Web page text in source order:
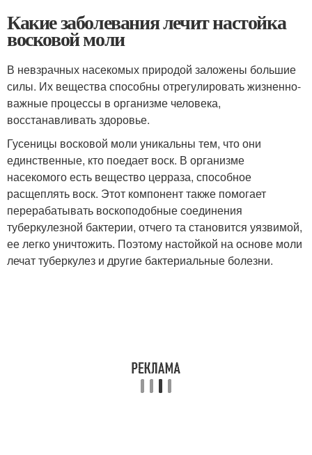
Какие заболевания лечит настойка
восковой моли
В невзрачных насекомых природой заложены большие
силы. Их вещества способны отрегулировать жизненно-
важные процессы в организме человека,
восстанавливать здоровье.
Гусеницы восковой моли уникальны тем, что они
единственные, кто поедает воск. В организме
насекомого есть вещество церраза, способное
расщеплять воск. Этот компонент также помогает
перерабатывать воскоподобные соединения
туберкулезной бактерии, отчего та становится уязвимой,
ее легко уничтожить. Поэтому настойкой на основе моли
лечат туберкулез и другие бактериальные болезни.